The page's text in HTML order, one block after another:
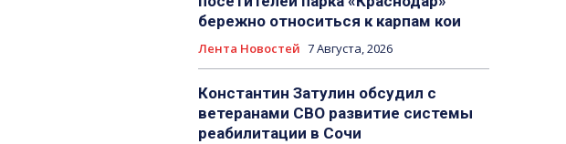
бережно относиться к карпам кои
Лента Новостей 7 Августа, 2026
Константин Затулин обсудил с
ветеранами СВО развитие системы
реабилитации в Сочи